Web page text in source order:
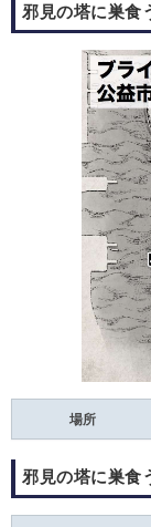
邪見の塔に巣食
場所
邪見の塔に巣食